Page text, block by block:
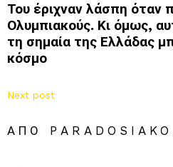
Του έριχναν λάσπη όταν
Ολυμπιακούς. Κι όμως,
τη σημαία της Ελλάδας
κόσμο
Next post
ΑΠΌ